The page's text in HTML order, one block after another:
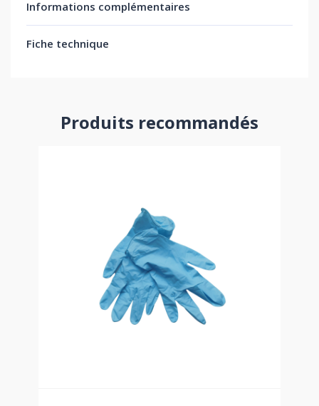
Informations complémentaires
Fiche technique
Produits recommandés